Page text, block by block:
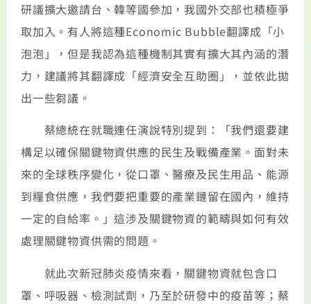
研議擴大邀請台、韓等國參加，我國外交部也積極爭
取加入。有人將這種Economic Bubble翻譯成「小
泡泡」，但是我認為這種機制其實有擴大其內涵的潛
力，建議將其翻譯成「經濟安全互助圈」，並依此拋
出一些芻議。
蔡總統在就職連任演說特別提到：「我們還要建
構足以確保關鍵物資供應的民生及戰備產業。面對未
來的全球秩序變化，從口罩、醫療及民生用品、能源
到糧食供應，我們要把重要的產業鏈留在國內，維持
一定的自給率。」這涉及關鍵物資的範疇與如何有效
處理關鍵物資供需的問題。
就此次新冠肺炎疫情來看，關鍵物資就包含口
罩、呼吸器、檢測試劑，乃至於研發中的疫苗等；蔡